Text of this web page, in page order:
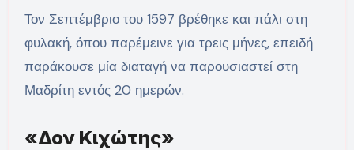
Τον Σεπτέμβριο του 1597 βρέθηκε και πάλι στη
φυλακή, όπου παρέμεινε για τρεις μήνες, επειδή
παράκουσε μία διαταγή να παρουσιαστεί στη
Μαδρίτη εντός 20 ημερών.
«Δον Κιχώτης»